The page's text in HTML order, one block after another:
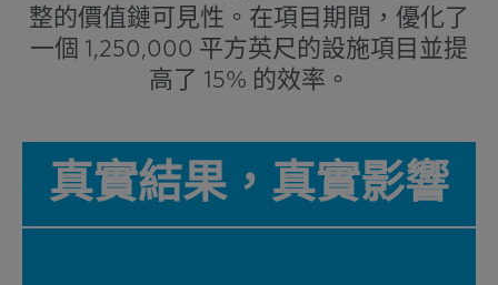
整的價值鏈可見性。在項目期間，優化了
一個 1,250,000 平方英尺的設施項目並提
高了 15% 的效率。
真實結果，真實影響